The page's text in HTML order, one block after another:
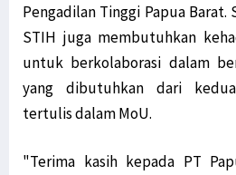
Pengadilan Tinggi Papua
STIH juga membutuhkan
untuk berkolaborasi dalam
yang dibutuhkan dari
tertulis dalam MoU.
"Terima kasih kepada PT